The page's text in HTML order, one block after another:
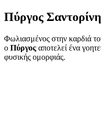
Πύργος
Φωλιασμένος στην καρδιά
ο Πύργος αποτελεί ένα
φυσικής ομορφιάς.